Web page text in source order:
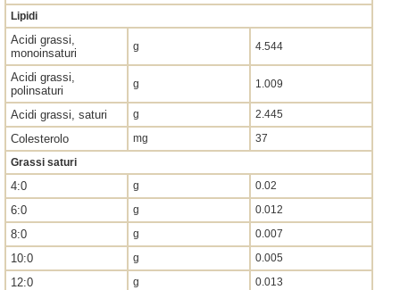
Lipidi
Acidi grassi,
monoinsaturi
g 4.544
Acidi grassi,
polinsaturi
g 1.009
Acidi grassi, saturi g 2.445
Colesterolo mg
37
Grassi saturi
4:0 g 0.02
6:0 g 0.012
8:0 g 0.007
10:0 g 0.005
12:0 g 0.013